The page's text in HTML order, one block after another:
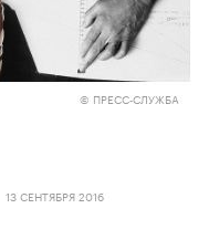
© ПРЕСС-СЛУЖБА
13 СЕНТЯБРЯ 2016